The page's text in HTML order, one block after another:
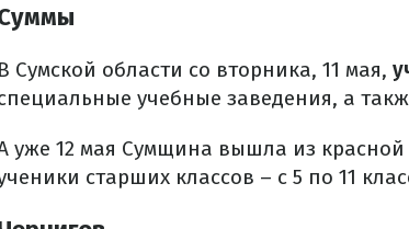
В Сумской области со вторника, 11 мая,
учебные заведения, а
уже 12 мая Сумщина вышла из
старших классов – с 5 по 11